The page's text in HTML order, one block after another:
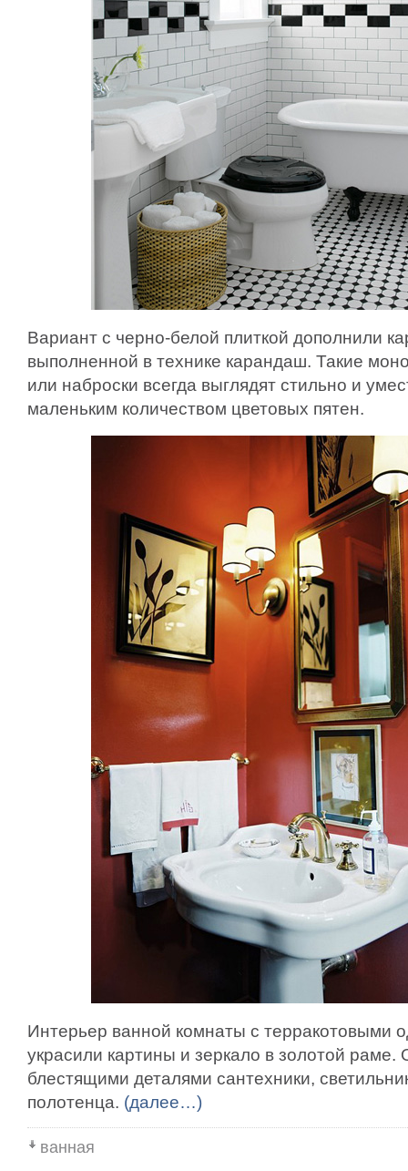
Вариант с черно-белой плиткой дополнили
выполненной в технике карандаш. Такие
или наброски всегда выглядят стильно и
маленьким количеством цветовых пятен.
Интерьер ванной комнаты с терракотовыми
украсили картины и зеркало в золотой раме.
блестящими деталями сантехники,
полотенца. (далее…)
ванная